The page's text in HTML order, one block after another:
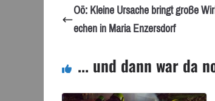
Oö: Kleine Ursache bringt große
echen in Maria Enzersdorf
... und dann war da